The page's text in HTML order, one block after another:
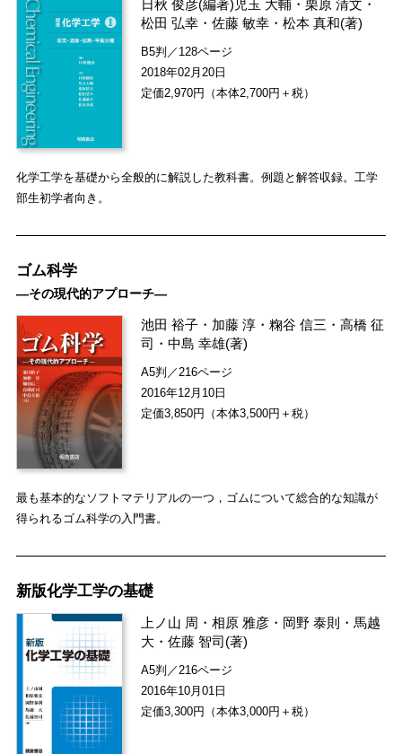
日秋 俊彦(編著) 児玉 大輔 ・栗原 清文 ・
松田 弘幸 ・佐藤 敏幸 ・松本 真和(著)
B5判／128ページ
2018年02月20日
定価2,970円（本体2,700円＋税）
化学工学を基礎から全般的に解説した教科書。例題と解答収録。工学
部生初学者向き。
ゴム科学
―その現代的アプローチ―
池田 裕子 ・ 加藤 淳 ・粷谷 信三 ・高橋 征
司 ・中島 幸雄(著)
A5判／216ページ
2016年12月10日
定価3,850円（本体3,500円＋税）
最も基本的なソフトマテリアルの一つ，ゴムについて総合的な知識が
得られるゴム科学の入門書。
新版化学工学の基礎
上ノ山 周 ・相原 雅彦 ・ 岡野 泰則 ・ 馬越
大 ・佐藤 智司(著)
A5判／216ページ
2016年10月01日
定価3,300円（本体3,000円＋税）